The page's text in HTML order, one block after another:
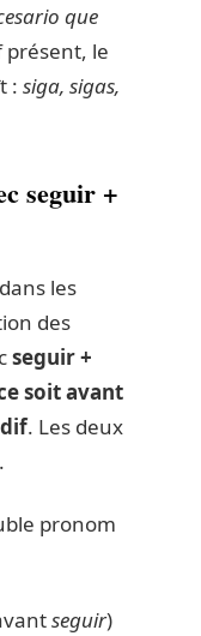
que
présent, le
: siga, sigas,
seguir +
les
des
seguir +
soit avant
. Les deux
pronom
seguir)